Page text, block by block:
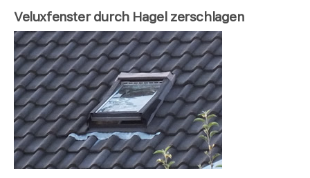
Veluxfenster durch Hagel zerschlagen